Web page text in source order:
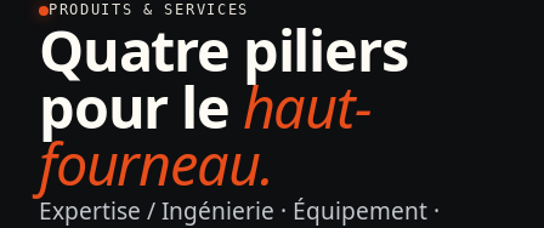
PRODUITS & SERVICES
Quatre piliers
pour le haut-
fourneau.
Expertise / Ingénierie · Équipement ·